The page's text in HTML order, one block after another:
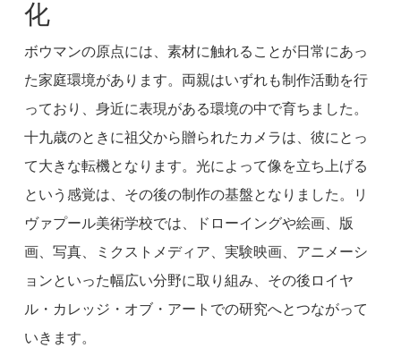
化
ボウマンの原点には、素材に触れることが日常にあっ
た家庭環境があります。両親はいずれも制作活動を行
っており、身近に表現がある環境の中で育ちました。
十九歳のときに祖父から贈られたカメラは、彼にとっ
て大きな転機となります。光によって像を立ち上げる
という感覚は、その後の制作の基盤となりました。リ
ヴァプール美術学校では、ドローイングや絵画、版
画、写真、ミクストメディア、実験映画、アニメーシ
ョンといった幅広い分野に取り組み、その後ロイヤ
ル・カレッジ・オブ・アートでの研究へとつながって
いきます。